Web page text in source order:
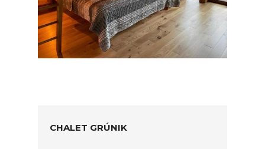
CHALET GRÚNIK